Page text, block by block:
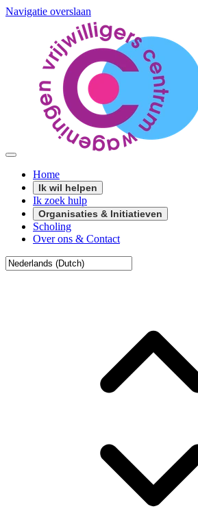
Navigatie overslaan
Home
Ik wil helpen
Ik zoek hulp
Organisaties & Initiatieven
Scholing
Over ons & Contact